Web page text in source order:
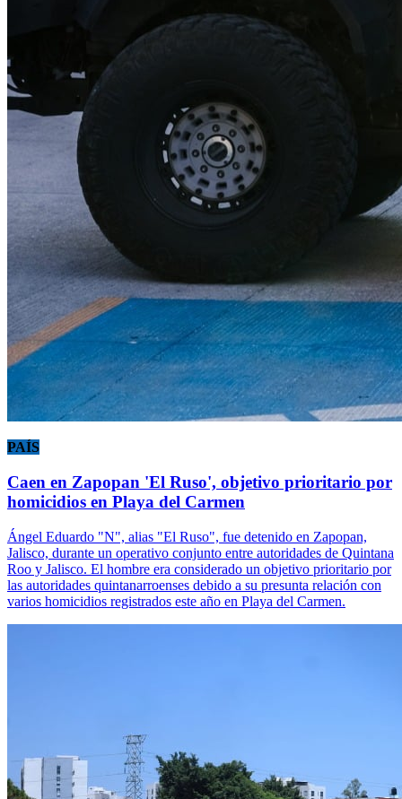
PAÍS
Caen en Zapopan 'El Ruso', objetivo prioritario por
homicidios en Playa del Carmen
Ángel Eduardo "N", alias "El Ruso", fue detenido en Zapopan,
Jalisco, durante un operativo conjunto entre autoridades de Quintana
Roo y Jalisco. El hombre era considerado un objetivo prioritario por
las autoridades quintanarroenses debido a su presunta relación con
varios homicidios registrados este año en Playa del Carmen.